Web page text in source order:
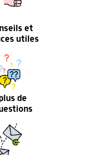
et
utiles
de